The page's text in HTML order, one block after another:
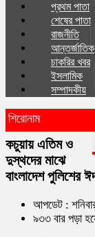
প্রথম পাতা
শেষের পাতা
রাজনীতি
আন্তর্জাতিক
চাকরির খবর
ইসলা‌মিক
সম্পাদকীয়
শিরোনাম
কচুয়ার নলুয়ায়
কচুয়ায় এতিম ও
দুস্থদের মাঝে
বাংলাদেশ পুলিশের
আপডেট :
৯৩৩ বার পড়া